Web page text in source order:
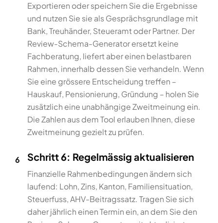
Exportieren oder speichern Sie die Ergebnisse
und nutzen Sie sie als Gesprächsgrundlage mit
Bank, Treuhänder, Steueramt oder Partner. Der
Review-Schema-Generator ersetzt keine
Fachberatung, liefert aber einen belastbaren
Rahmen, innerhalb dessen Sie verhandeln. Wenn
Sie eine grössere Entscheidung treffen –
Hauskauf, Pensionierung, Gründung – holen Sie
zusätzlich eine unabhängige Zweitmeinung ein.
Die Zahlen aus dem Tool erlauben Ihnen, diese
Zweitmeinung gezielt zu prüfen.
6 Schritt 6: Regelmässig aktualisieren
Finanzielle Rahmenbedingungen ändern sich
laufend: Lohn, Zins, Kanton, Familiensituation,
Steuerfuss, AHV-Beitragssatz. Tragen Sie sich
daher jährlich einen Termin ein, an dem Sie den